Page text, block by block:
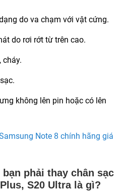
do va chạm với vật cứng.
do rơi rớt từ trên cao.
cháy.
không lên pin hoặc có lên
Note 8 chính hãng giá
phải thay chân sạc
S20 Ultra là gì?